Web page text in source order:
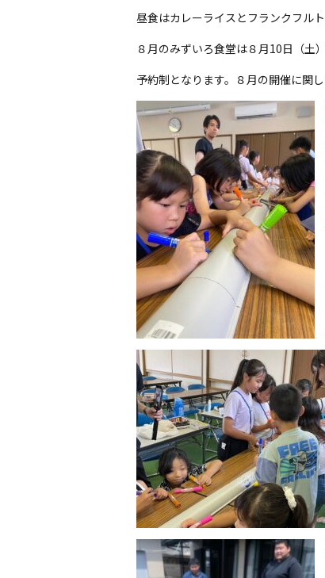
昼食はカレーライスとフランクフル
８月のみずいろ食堂は８月10日（土
予約制となります。８月の開催に関